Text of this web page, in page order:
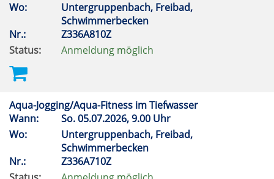
Wo:
Untergruppenbach, Freibad,
Schwimmerbecken
Nr.:
Z336A810Z
Status:
Anmeldung möglich
Aqua-Jogging/Aqua-Fitness im Tiefwasser
Wann:
So.05.07.2026, 9.00 Uhr
Wo:
Untergruppenbach, Freibad,
Schwimmerbecken
Nr.:
Z336A710Z